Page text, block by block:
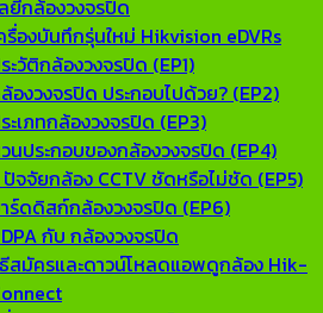
ยีกล้องวงจรปิด
รื่องบันทึกรุ่นใหม่ Hikvision eDVRs
ะวัติกล้องวงจรปิด (EP1)
องวงจรปิด ประกอบไปด้วย? (EP2)
ะเภทกล้องวงจรปิด (EP3)
นประกอบของกล้องวงจรปิด (EP4)
ปัจจัยกล้อง CCTV ชัดหรือไม่ชัด (EP5)
ร์ดดิสก์กล้องวงจรปิด (EP6)
กับ กล้องวงจรปิด
สมัครและดาวน์โหลดแอพดูกล้อง Hik-